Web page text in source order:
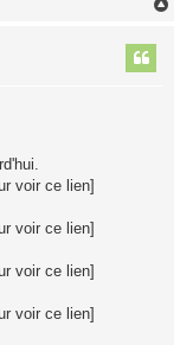
voir ce lien]
voir ce lien]
voir ce lien]
voir ce lien]